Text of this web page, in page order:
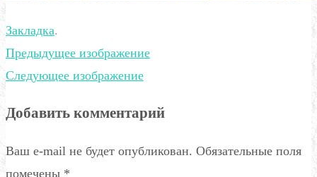
Закладка.
Предыдущее изображение
Следующее изображение
Добавить комментарий
Ваш e-mail не будет опубликован. Обязательные поля
помечены *